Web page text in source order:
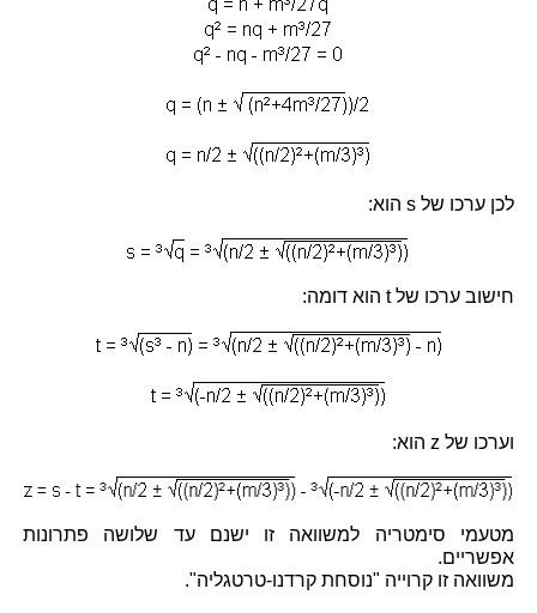
לכן ערכו של s הוא:
חישוב ערכו של t הוא דומה:
וערכו של z הוא:
מטעמי סימטריה למשוואה זו ישנם עד שלושה פתרונות
אפשריים.
משוואה זו קרוייה "נוסחת קרדנו-טרטגליה".